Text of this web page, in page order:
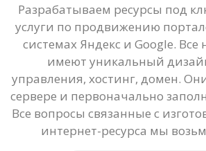
Разрабатываем ресурсы под
услуги по продвижению
системах Яндекс и Google.
имеют уникальный
управления, хостинг, домен.
сервере и первоначально
Все вопросы связанные с
интернет-ресурса мы